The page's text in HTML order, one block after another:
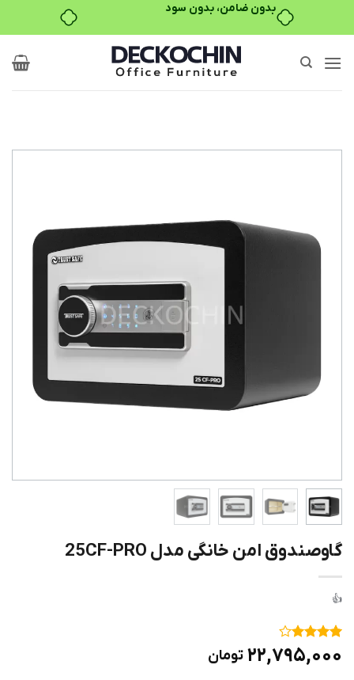
بدون ضامن، بدون سود
گاوصندوق امن خانگی مدل 25CF-PRO
امتیاز
۴
از ۵
۱
۲۲,۷۹۵,۰۰۰ تومان